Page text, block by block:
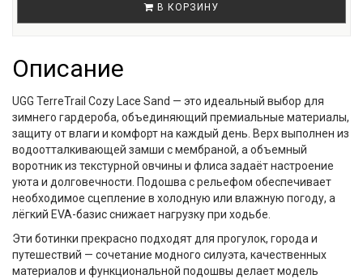
В КОРЗИНУ
Описание
UGG TerreTrail Cozy Lace Sand — это идеальный выбор для
зимнего гардероба, объединяющий премиальные материалы,
защиту от влаги и комфорт на каждый день. Верх выполнен из
водоотталкивающей замши с мембраной, а объемный
воротник из текстурной овчины и флиса задаёт настроение
уюта и долговечности. Подошва с рельефом обеспечивает
необходимое сцепление в холодную или влажную погоду, а
лёгкий EVA-базис снижает нагрузку при ходьбе.
Эти ботинки прекрасно подходят для прогулок, города и
путешествий — сочетание модного силуэта, качественных
материалов и функциональной подошвы делает модель